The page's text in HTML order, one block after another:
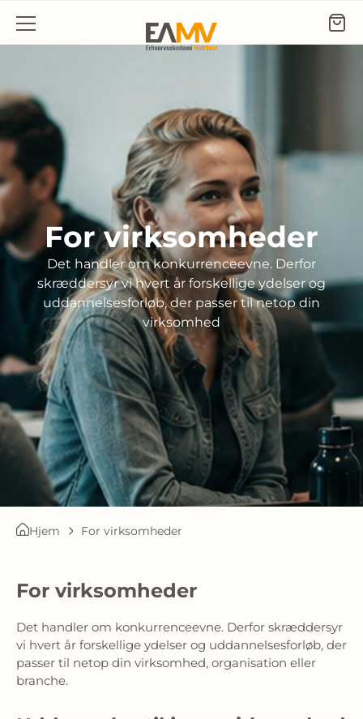
Gå til indhold
For virksomheder
Det handler om konkurrenceevne. Derfor
skræddersyr vi hvert år forskellige ydelser og
uddannelsesforløb, der passer til netop din
virksomhed
Hjem For virksomheder
For virksomheder
Det handler om konkurrenceevne. Derfor skræddersyr
vi hvert år forskellige ydelser og uddannelsesforløb, der
passer til netop din virksomhed, organisation eller
branche.